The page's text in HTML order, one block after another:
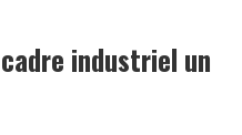
industriel un